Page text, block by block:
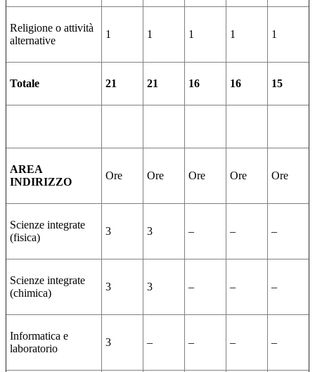
Religione o attività
alternative
1 1 1 1 1
Totale 21 21 16 16 15
AREA
INDIRIZZO
Ore Ore Ore Ore Ore
Scienze integrate
(fisica)
3 3 – – –
Scienze integrate
(chimica)
3 3 – – –
Informatica e
laboratorio
3 – – – –